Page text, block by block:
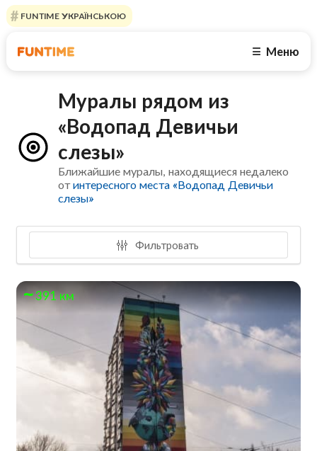
FUNTIME УКРАЇНСЬКОЮ
☰ Меню
Муралы рядом из
«Водопад Девичьи
слезы»
Ближайшие муралы, находящиеся недалеко
отинтересного места «Водопад Девичьи
слезы»
Фильтровать
391 км